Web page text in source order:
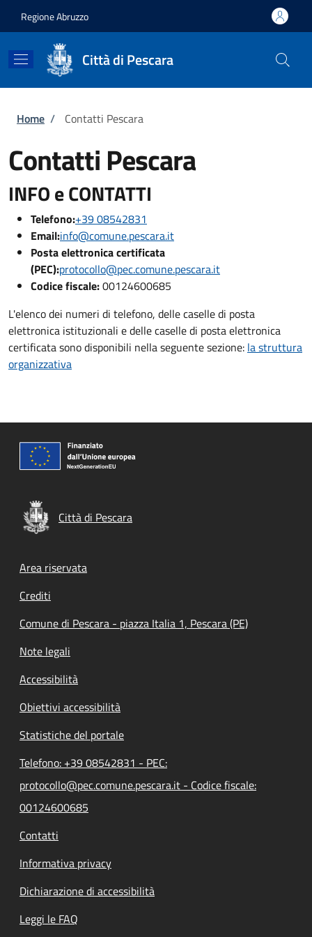
Regione Abruzzo
Città di Pescara
Briciole di pane
Home / Contatti Pescara
Contatti Pescara
INFO e CONTATTI
Telefono:+39 08542831
Email:info@comune.pescara.it
Posta elettronica certificata
(PEC):protocollo@pec.comune.pescara.it
Codice fiscale:00124600685
L'elenco dei numeri di telefono, delle caselle di posta
elettronica istituzionali e delle caselle di posta elettronica
certificata sono disponibili nella seguente sezione: la struttura
organizzativa
Città di Pescara
Footer menu
Area riservata
Crediti
Comune di Pescara - piazza Italia 1, Pescara (PE)
Note legali
Accessibilità
Obiettivi accessibilità
Statistiche del portale
Telefono: +39 08542831 - PEC:
protocollo@pec.comune.pescara.it - Codice fiscale:
00124600685
Contatti
Informativa privacy
Dichiarazione di accessibilità
Leggi le FAQ